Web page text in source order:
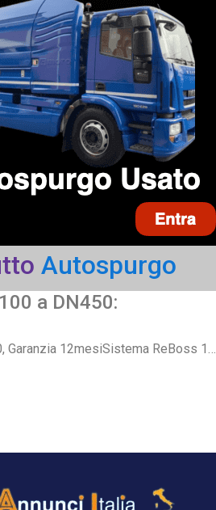
Autospurgo
a DN450:
Garanzia 12mesiSistema ReBoss 1…